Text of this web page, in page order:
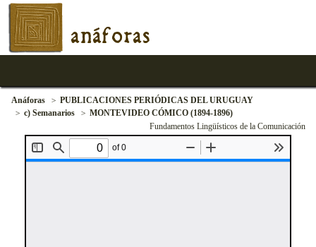
anáforas
Anáforas
PUBLICACIONES PERIÓDICAS DEL URUGUAY
c) Semanarios
MONTEVIDEO CÓMICO (1894-1896)
Fundamentos Lingüísticos de la Comunicación